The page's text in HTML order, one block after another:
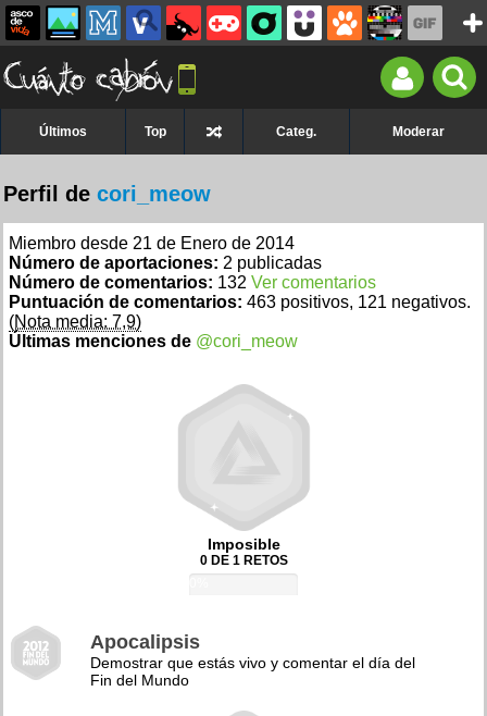
Últimos Top Categ. Moderar
Perfil de cori_meow
Miembro desde 21 de Enero de 2014
Número de aportaciones: 2 publicadas
Número de comentarios: 132 Ver comentarios
Puntuación de comentarios: 463 positivos, 121 negativos.
(Nota media: 7,9)
Últimas menciones de @cori_meow
Imposible
0 DE 1 RETOS
Apocalipsis
Demostrar que estás vivo y comentar el día del
Fin del Mundo